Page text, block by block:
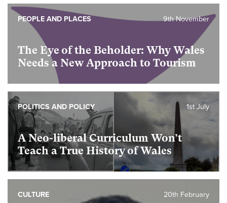
The Eye of the Beholder: Why Wales
Needs a New Approach to Tourism
9th November
PEOPLE AND PLACES
A Neo-liberal Curriculum Won’t
Teach a True History of Wales
1st July
POLITICS AND POLICY
20th February
CULTURE